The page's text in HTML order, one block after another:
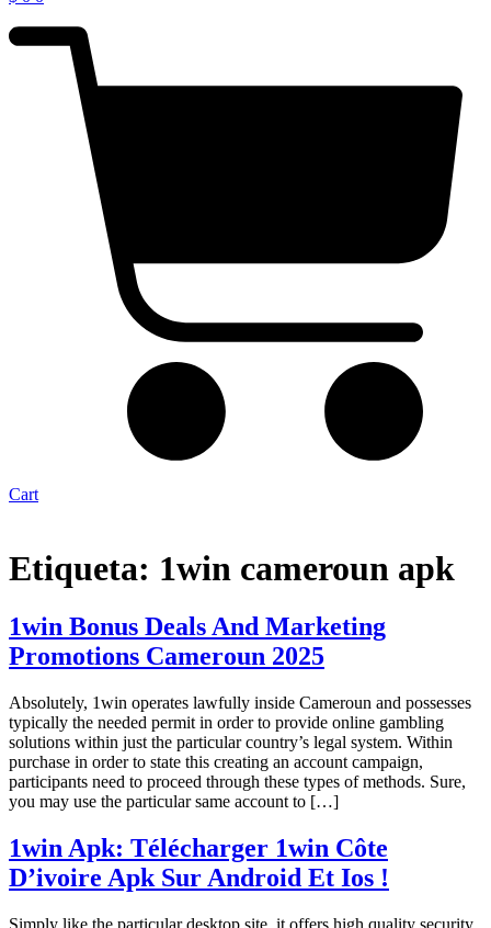
Cart
Etiqueta: 1win cameroun apk
1win Bonus Deals And Marketing
Promotions Cameroun 2025
Absolutely, 1win operates lawfully inside Cameroun and possesses
typically the needed permit in order to provide online gambling
solutions within just the particular country’s legal system. Within
purchase in order to state this creating an account campaign,
participants need to proceed through these types of methods. Sure,
you may use the particular same account to […]
1win Apk: Télécharger 1win Côte
D’ivoire Apk Sur Android Et Ios !
Simply like the particular desktop site, it offers high quality security